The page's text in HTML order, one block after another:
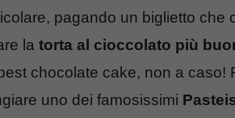
pagando un biglietto
la torta al cioccolato più
chocolate cake, non a
uno dei famosissimi